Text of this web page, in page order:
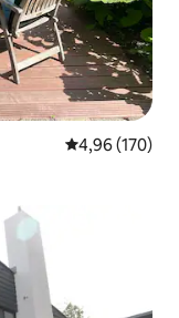
Évaluation
4,96 (170)